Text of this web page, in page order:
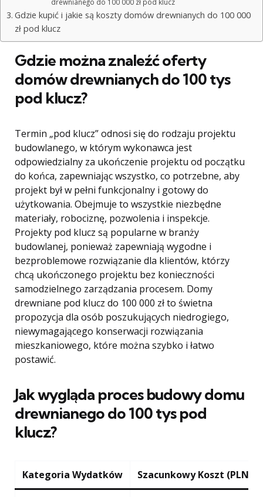
drewnianego do 100 000 zł pod klucz
Gdzie kupić i jakie są koszty domów drewnianych do 100 000
zł pod klucz
Gdzie można znaleźć oferty
domów drewnianych do 100 tys
pod klucz?
Termin „pod klucz” odnosi się do rodzaju projektu
budowlanego, w którym wykonawca jest
odpowiedzialny za ukończenie projektu od początku
do końca, zapewniając wszystko, co potrzebne, aby
projekt był w pełni funkcjonalny i gotowy do
użytkowania. Obejmuje to wszystkie niezbędne
materiały, robociznę, pozwolenia i inspekcje.
Projekty pod klucz są popularne w branży
budowlanej, ponieważ zapewniają wygodne i
bezproblemowe rozwiązanie dla klientów, którzy
chcą ukończonego projektu bez konieczności
samodzielnego zarządzania procesem. Domy
drewniane pod klucz do 100 000 zł to świetna
propozycja dla osób poszukujących niedrogiego,
niewymagającego konserwacji rozwiązania
mieszkaniowego, które można szybko i łatwo
postawić.
Jak wygląda proces budowy domu
drewnianego do 100 tys pod
klucz?
Kategoria Wydatków Szacunkowy Koszt (PLN)